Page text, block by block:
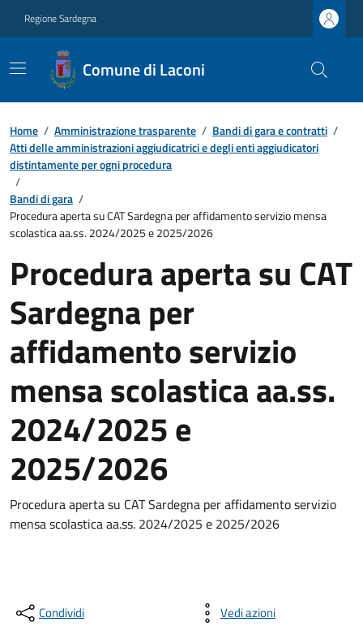
Regione Sardegna
Comune di Laconi
Home / Amministrazione trasparente / Bandi di gara e contratti /
Atti delle amministrazioni aggiudicatrici e degli enti aggiudicatori
distintamente per ogni procedura
/
Bandi di gara /
Procedura aperta su CAT Sardegna per affidamento servizio mensa
scolastica aa.ss. 2024/2025 e 2025/2026
Procedura aperta su CAT
Sardegna per
affidamento servizio
mensa scolastica aa.ss.
2024/2025 e
2025/2026
Procedura aperta su CAT Sardegna per affidamento servizio
mensa scolastica aa.ss. 2024/2025 e 2025/2026
Condividi Vedi azioni